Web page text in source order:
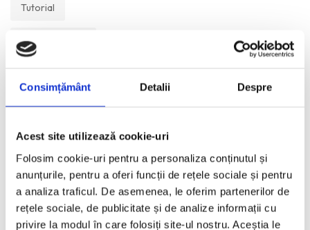
Consimțământ Detalii Despre
Acest site utilizează cookie-uri
Folosim cookie-uri pentru a personaliza conținutul și
anunțurile, pentru a oferi funcții de rețele sociale și pentru
a analiza traficul. De asemenea, le oferim partenerilor de
rețele sociale, de publicitate și de analize informații cu
privire la modul în care folosiți site-ul nostru. Aceștia le
Tutorial
Un Muzeu Pe Zi
Visual Postcards
We like
ANI: